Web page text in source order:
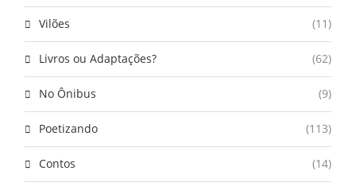
Vilões (11)
Livros ou Adaptações? (62)
No Ônibus (9)
Poetizando (113)
Contos (14)